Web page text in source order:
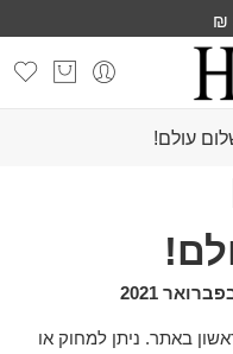
עולם!
באתר. ניתן למחוק או